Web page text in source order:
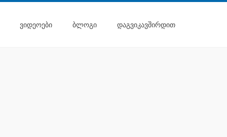
ᲕᲘᲓᲔᲝᲔᲑᲘ ᲑᲚᲝᲒᲘ ᲓᲐᲒᲕᲘᲙᲐᲕᲨᲘᲠᲓᲘᲗ